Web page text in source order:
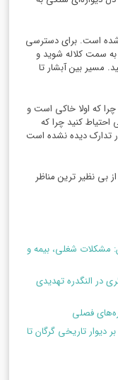
شده است. برای دسترسی
به سمت کلاله شوید و
برسید. مسیر بین آبشار تا
که اولا خاکی است و
احتیاط کنید چرا که
تدارک دیده نشده است
بی نظیر ترین مناظر
مشکلات شغلی، بیمه و
در النگدره تهدیدی
فصلی
دیوار تاریخی گرگان تا